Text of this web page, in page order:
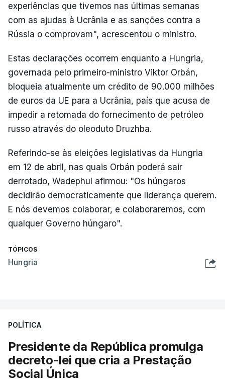
experiências que tivemos nas últimas semanas
com as ajudas à Ucrânia e as sanções contra a
Rússia o comprovam", acrescentou o ministro.
Estas declarações ocorrem enquanto a Hungria,
governada pelo primeiro-ministro Viktor Orbán,
bloqueia atualmente um crédito de 90.000 milhões
de euros da UE para a Ucrânia, país que acusa de
impedir a retomada do fornecimento de petróleo
russo através do oleoduto Druzhba.
Referindo-se às eleições legislativas da Hungria
em 12 de abril, nas quais Orbán poderá sair
derrotado, Wadephul afirmou: "Os húngaros
decidirão democraticamente que liderança querem.
E nós devemos colaborar, e colaboraremos, com
qualquer Governo húngaro".
TÓPICOS
Hungria
POLÍTICA
Presidente da República promulga
decreto-lei que cria a Prestação
Social Única